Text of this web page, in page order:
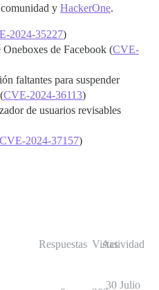
y HackerOne.
2024-35227)
de Facebook (CVE-
faltantes para suspender
CVE-2024-36113)
de usuarios revisables
CVE-2024-37157)
Respuestas Vistas
Actividad
30 Julio